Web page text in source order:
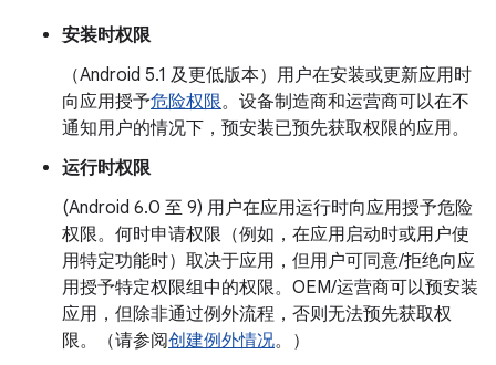
安装时权限
（Android 5.1 及更低版本）用户在安装或更新应用时
向应用授予危险权限。设备制造商和运营商可以在不
通知用户的情况下，预安装已预先获取权限的应用。
运行时权限
(Android 6.0 至 9) 用户在应用运行时向应用授予危险
权限。何时申请权限（例如，在应用启动时或用户使
用特定功能时）取决于应用，但用户可同意/拒绝向应
用授予特定权限组中的权限。OEM/运营商可以预安装
应用，但除非通过例外流程，否则无法预先获取权
限。（请参阅创建例外情况。）